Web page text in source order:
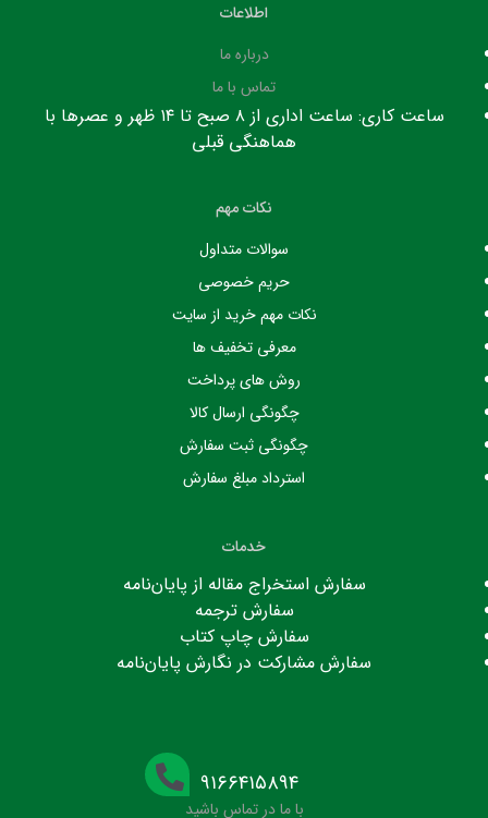
اطلاعات
درباره ما
تماس با ما
ساعت کاری: ساعت اداری از ۸ صبح تا ۱۴ ظهر و عصرها با
هماهنگی قبلی
نکات مهم
سوالات متداول
حریم خصوصی
نکات مهم خرید از سایت
معرفی تخفیف ها
روش های پرداخت
چگونگی ارسال کالا
چگونگی ثبت سفارش
استرداد مبلغ سفارش
خدمات
سفارش استخراج مقاله از پایان‌نامه
سفارش ترجمه
سفارش چاپ کتاب
سفارش مشارکت در نگارش پایان‌نامه
۹۱۶۶۴۱۵۸۹۴
با ما در تماس باشید